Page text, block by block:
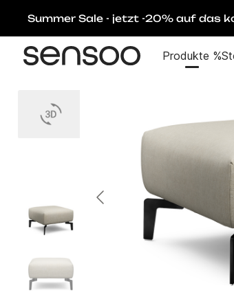
Summer Sale - jetzt -20% auf das
Produkte %